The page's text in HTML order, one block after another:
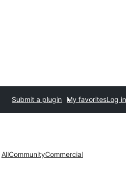
Submit a plugin My favoritesLog in
AllCommunityCommercial